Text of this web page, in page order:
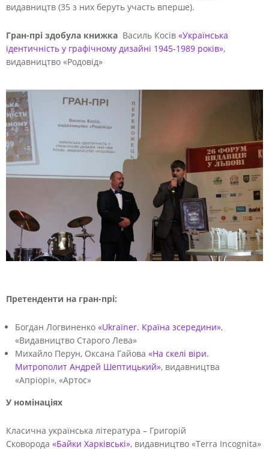
видавництв (35 з них беруть участь вперше).
Гран-прі здобула книжка Василь Косів «Українська
ідентичність у графічному дизайні 1945-1989 років»,
видавництво «Родовід»
Претенденти на гран-прі:
Богдан Логвиненко «Ukraїner. Країна зсередини»,
«Видавництво Старого Лева»
Михайло Перун, Оксана Гайова «На скелі віри.
Митрополит Андрей Шептицький», видавництва
«Апріорі», «Артос»
У номінаціях
Класична українська література – Григорій
Сковорода «Байки Харківські», видавництво «Terra Incognita»